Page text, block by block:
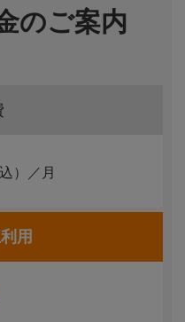
のご案内
）／月
用